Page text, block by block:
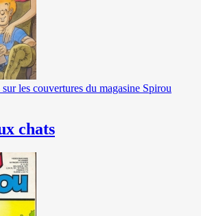
les couvertures du magasine Spirou
chats